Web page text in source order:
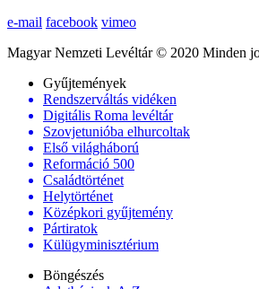
e-mail facebook vimeo
Magyar Nemzeti Levéltár © 2020 Minden
Gyűjtemények
Rendszerváltás vidéken
Digitális Roma levéltár
Szovjetunióba elhurcoltak
Első világháború
Reformáció 500
Családtörténet
Helytörténet
Középkori gyűjtemény
Pártiratok
Külügyminisztérium
Böngészés